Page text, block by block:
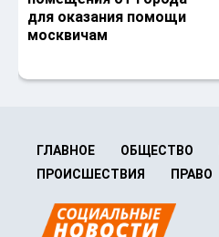
для оказания помощи
москвичам
ГЛАВНОЕ ОБЩЕСТВО
ПРОИСШЕСТВИЯ
ПРАВО